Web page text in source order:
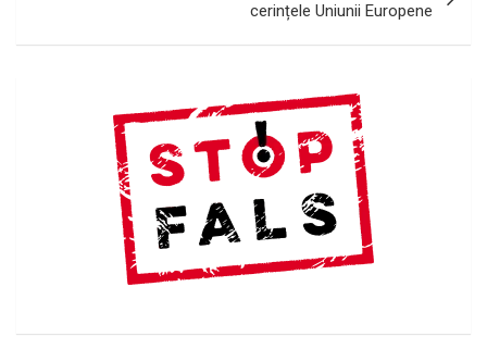
cerințele Uniunii Europene